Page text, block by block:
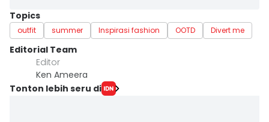
Topics
outfit summer Inspirasi fashion OOTD Divert me
Editorial Team
Editor
Ken Ameera
Tonton lebih seru di